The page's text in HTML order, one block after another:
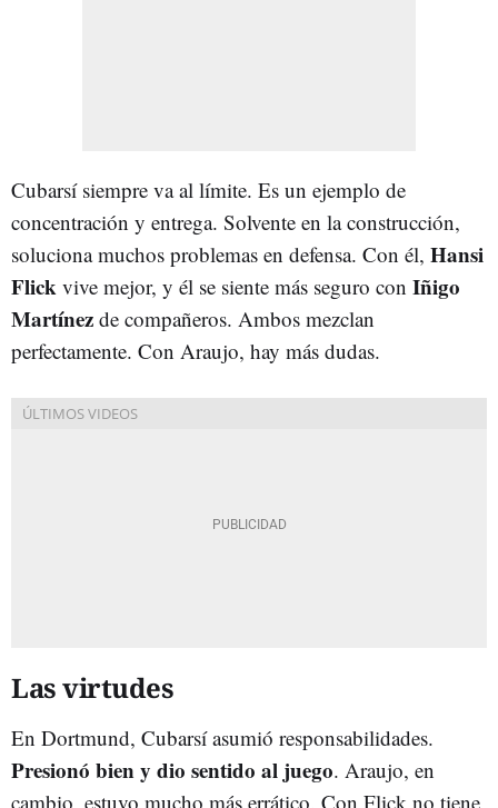
Cubarsí siempre va al límite. Es un ejemplo de
concentración y entrega. Solvente en la construcción,
soluciona muchos problemas en defensa. Con él, Hansi
Flick vive mejor, y él se siente más seguro con Iñigo
Martínez de compañeros. Ambos mezclan
perfectamente. Con Araujo, hay más dudas.
Las virtudes
En Dortmund, Cubarsí asumió responsabilidades.
Presionó bien y dio sentido al juego. Araujo, en
cambio, estuvo mucho más errático. Con Flick no tiene